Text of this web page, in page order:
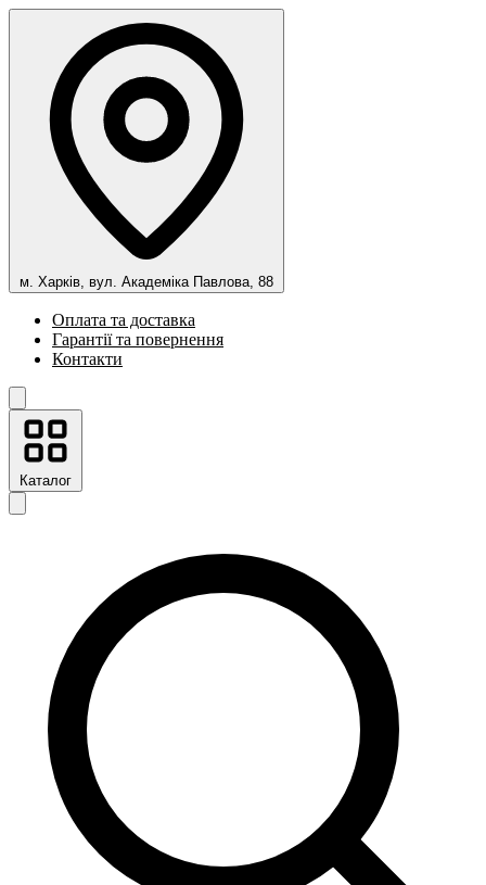
м. Харків, вул. Академіка Павлова, 88
Оплата та доставка
Гарантії та повернення
Контакти
Каталог